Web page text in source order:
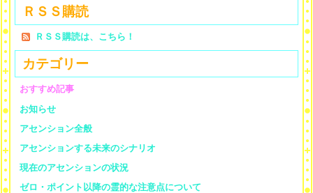
ＲＳＳ購読
ＲＳＳ購読は、こちら！
カテゴリー
おすすめ記事
お知らせ
アセンション全般
アセンションする未来のシナリオ
現在のアセンションの状況
ゼロ・ポイント以降の霊的な注意点について